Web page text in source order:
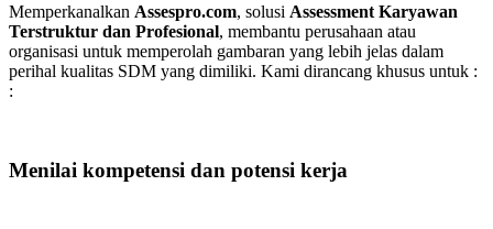
Memperkanalkan Assespro.com, solusi Assessment Karyawan
Terstruktur dan Profesional, membantu perusahaan atau
organisasi untuk memperolah gambaran yang lebih jelas dalam
perihal kualitas SDM yang dimiliki. Kami dirancang khusus untuk :
:
Menilai kompetensi dan potensi kerja